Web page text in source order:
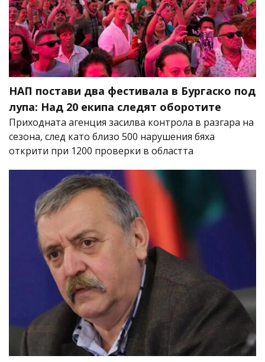
НАП постави два фестивала в Бургаско под
лупа: Над 20 екипа следят оборотите
Приходната агенция засилва контрола в разгара на
сезона, след като близо 500 нарушения бяха
открити при 1200 проверки в областта